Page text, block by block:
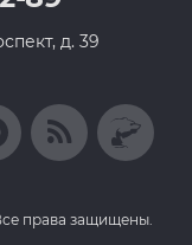
д. 39
права защищены.